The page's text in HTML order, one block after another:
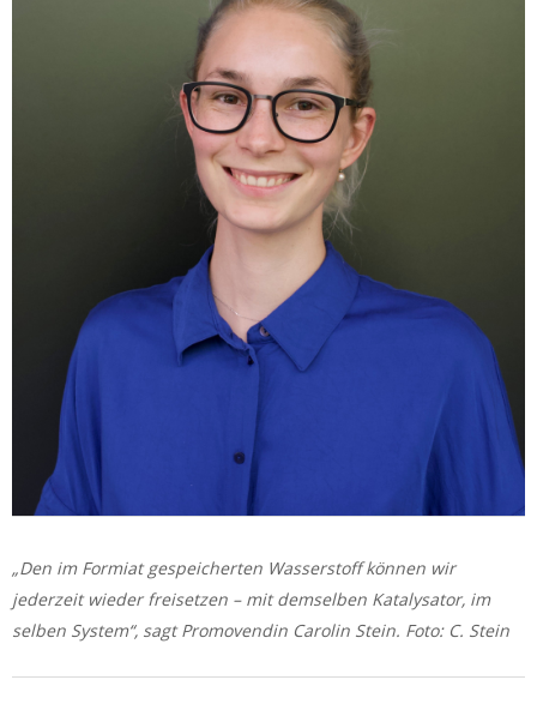
„Den im Formiat gespeicherten Wasserstoff können wir
jederzeit wieder freisetzen – mit demselben Katalysator, im
selben System“, sagt Promovendin Carolin Stein. Foto: C. Stein